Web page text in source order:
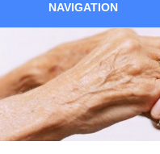
NAVIGATION